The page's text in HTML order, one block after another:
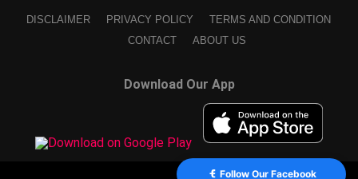
DISCLAIMER PRIVACY POLICY
TERMS AND CONDITION
CONTACT
ABOUT US
Download Our App
Follow Our Facebook